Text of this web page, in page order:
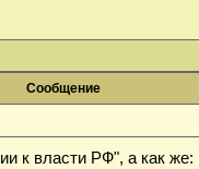
Сообщение
к власти РФ", а как же: